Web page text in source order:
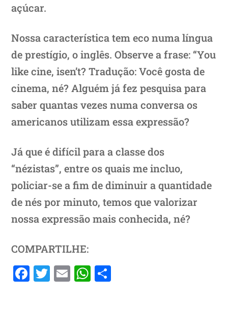
açúcar.
Nossa característica tem eco numa língua
de prestígio, o inglês. Observe a frase: “You
like cine, isen’t? Tradução: Você gosta de
cinema, né? Alguém já fez pesquisa para
saber quantas vezes numa conversa os
americanos utilizam essa expressão?
Já que é difícil para a classe dos
“nézistas”, entre os quais me incluo,
policiar-se a fim de diminuir a quantidade
de nés por minuto, temos que valorizar
nossa expressão mais conhecida, né?
COMPARTILHE:
F T E W